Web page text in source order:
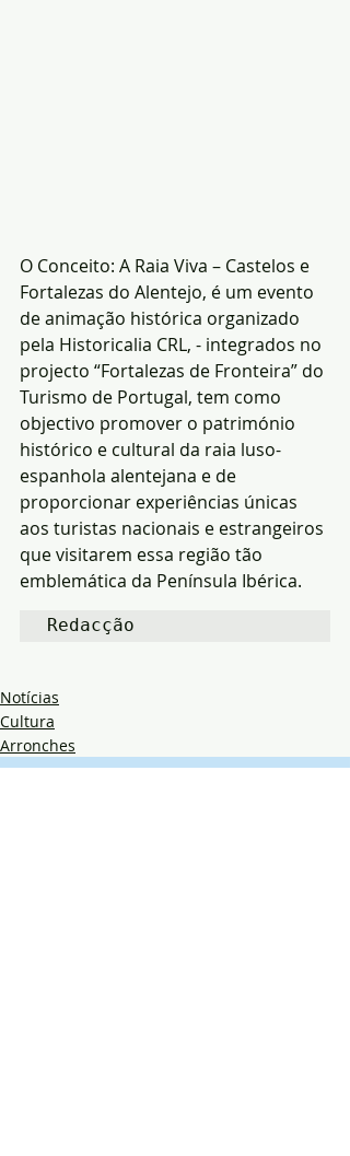
O Conceito: A Raia Viva – Castelos e
Fortalezas do Alentejo, é um evento
de animação histórica organizado
pela Historicalia CRL, - integrados no
projecto “Fortalezas de Fronteira” do
Turismo de Portugal, tem como
objectivo promover o património
histórico e cultural da raia luso-
espanhola alentejana e de
proporcionar experiências únicas
aos turistas nacionais e estrangeiros
que visitarem essa região tão
emblemática da Península Ibérica.
Redacção
Notícias
Cultura
Arronches